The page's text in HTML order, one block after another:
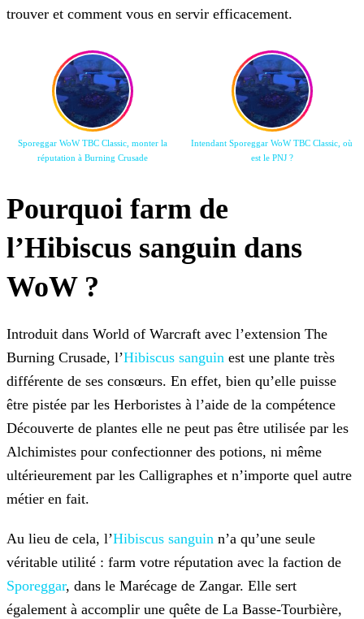
trouver et comment vous en servir efficacement.
Sporeggar WoW TBC Classic, monter la
réputation à Burning Crusade
Intendant Sporeggar WoW TBC Classic, où
est le PNJ ?
Pourquoi farm de
l’Hibiscus sanguin dans
WoW ?
Introduit dans World of Warcraft avec l’extension The
Burning Crusade, l’Hibiscus sanguin est une plante très
différente de ses consœurs. En effet, bien qu’elle puisse
être pistée par les Herboristes à l’aide de la compétence
Découverte de plantes elle ne peut pas être utilisée par les
Alchimistes pour confectionner des potions, ni même
ultérieurement par les Calligraphes et n’importe quel autre
métier en fait.
Au lieu de cela, l’Hibiscus sanguin n’a qu’une seule
véritable utilité : farm votre réputation avec la faction de
Sporeggar, dans le Marécage de Zangar. Elle sert
également à accomplir une quête de La Basse-Tourbière,